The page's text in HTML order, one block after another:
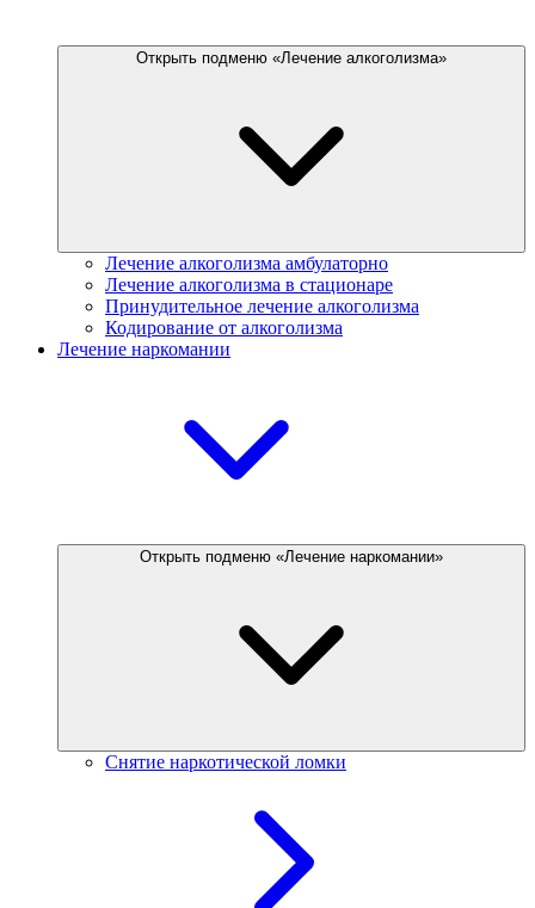
Открыть подменю «Лечение алкоголизма»
Лечение алкоголизма амбулаторно
Лечение алкоголизма в стационаре
Принудительное лечение алкоголизма
Кодирование от алкоголизма
Лечение наркомании
Открыть подменю «Лечение наркомании»
Снятие наркотической ломки